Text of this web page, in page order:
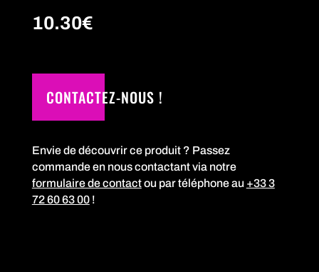
10.30€
CONTACTEZ-NOUS !
Envie de découvrir ce produit ? Passez
commande en nous contactant via notre
formulaire de contactou par téléphone au +33 3
72 60 63 00!